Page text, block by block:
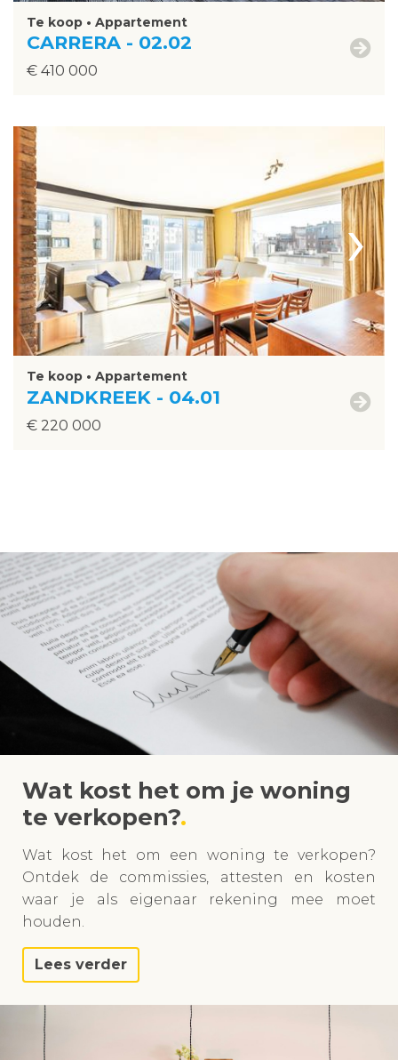
Te koop • Appartement
CARRERA - 02.02
€ 410 000
›
Te koop • Appartement
ZANDKREEK - 04.01
€ 220 000
Wat kost het om je woning
te verkopen?
Wat kost het om een woning te verkopen?
Ontdek de commissies, attesten en kosten
waar je als eigenaar rekening mee moet
houden.
Lees verder